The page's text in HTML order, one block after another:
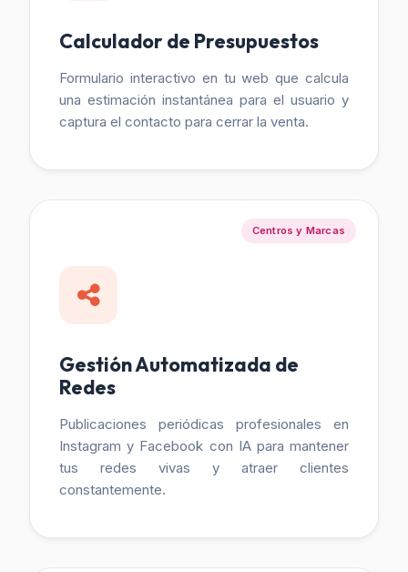
Calculador de Presupuestos
Formulario interactivo en tu web que calcula
una estimación instantánea para el usuario y
captura el contacto para cerrar la venta.
Centros y Marcas
Gestión Automatizada de
Redes
Publicaciones periódicas profesionales en
Instagram y Facebook con IA para mantener
tus redes vivas y atraer clientes
constantemente.